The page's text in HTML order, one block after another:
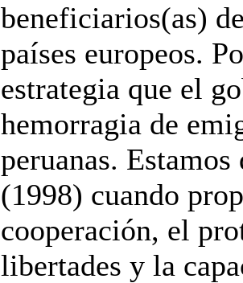
beneficiarios(as)
países europeos.
estrategia que el
hemorragia de
peruanas.
(1998) cuando
cooperación, el
libertades y la